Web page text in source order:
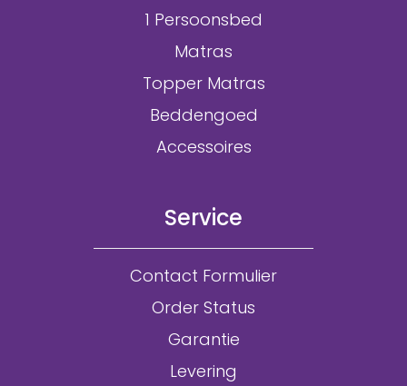
1 Persoonsbed
Matras
Topper Matras
Beddengoed
Accessoires
Service
Contact Formulier
Order Status
Garantie
Levering